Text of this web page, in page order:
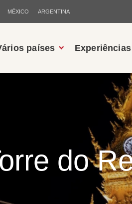
MÉXICO ARGENTINA
países Experiências
do